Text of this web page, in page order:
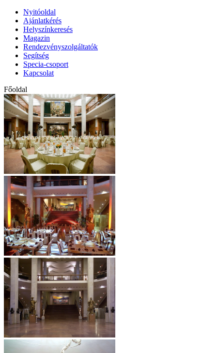
Nyitóoldal
Ajánlatkérés
Helyszínkeresés
Magazin
Rendezvényszolgáltatók
Segítség
Specia-csoport
Kapcsolat
Főoldal